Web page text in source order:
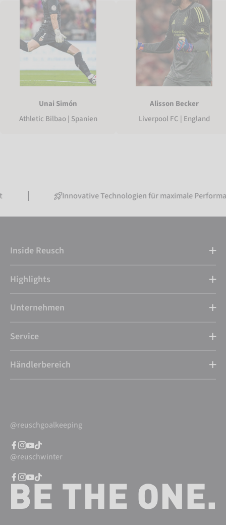
Unai Simón
Athletic Bilbao | Spanien
Alisson Becker
Liverpool FC | England
Innovative Technologien für maximale Performance
Inside Reusch
Highlights
Unternehmen
Service
Händlerbereich
@reuschgoalkeeping
@reuschwinter